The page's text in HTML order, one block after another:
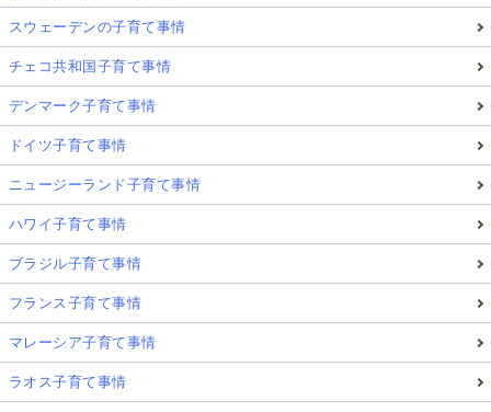
は大きなメリットです
【FAQ】親子で“使う英語”を育てるマレーシ
ア教育旅についてのよくある質問
スウェーデンの子育て事情
チェコ共和国子育て事情
デンマーク子育て事情
ドイツ子育て事情
ニュージーランド子育て事情
ハワイ子育て事情
ブラジル子育て事情
フランス子育て事情
マレーシア子育て事情
ラオス子育て事情